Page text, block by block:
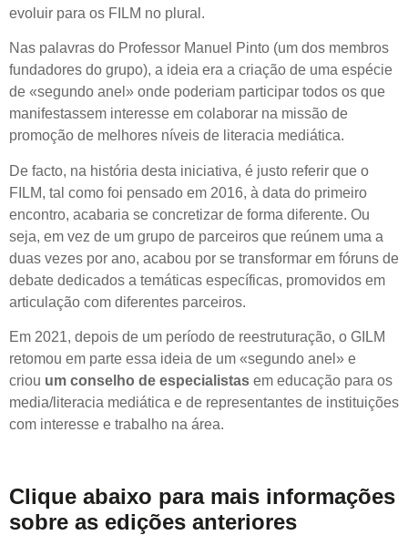
evoluir para os FILM no plural.
Nas palavras do Professor Manuel Pinto (um dos membros
fundadores do grupo), a ideia era a criação de uma espécie
de «segundo anel» onde poderiam participar todos os que
manifestassem interesse em colaborar na missão de
promoção de melhores níveis de literacia mediática.
De facto, na história desta iniciativa, é justo referir que o
FILM, tal como foi pensado em 2016, à data do primeiro
encontro, acabaria se concretizar de forma diferente. Ou
seja, em vez de um grupo de parceiros que reúnem uma a
duas vezes por ano, acabou por se transformar em fóruns de
debate dedicados a temáticas específicas, promovidos em
articulação com diferentes parceiros.
Em 2021, depois de um período de reestruturação, o GILM
retomou em parte essa ideia de um «segundo anel» e
criou um conselho de especialistas em educação para os
media/literacia mediática e de representantes de instituições
com interesse e trabalho na área.
Clique abaixo para mais informações
sobre as edições anteriores